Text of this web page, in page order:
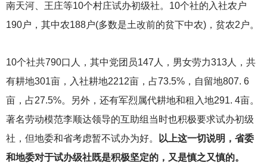
南天河、王庄等10个村庄试办初级社。10个社的入社农户
190户，其中农188户(多数是土改前的贫下中农)，贫农2户。
10个社共790口人，其中党团员147人，男女劳力313人，共
有耕地301亩，入社耕地2212亩，占73.5%，自留地807. 6
亩，占27.5%。另外，还有军烈属代耕地和租入地291. 4亩。
著名劳动模范李顺达领导的互助组当时也积极要求试办初级
社，但地委和省考虑暂不试办为好。
以上这一切说明，省委
和地委对于试办级社既是积极坚定的，又是慎之又慎的。